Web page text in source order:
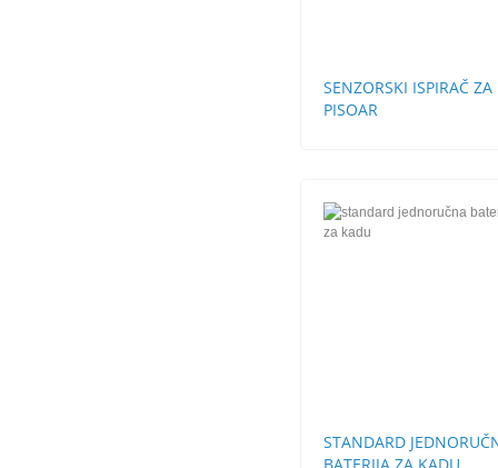
SENZORSKI ISPIRAČ ZA
PISOAR
STANDARD